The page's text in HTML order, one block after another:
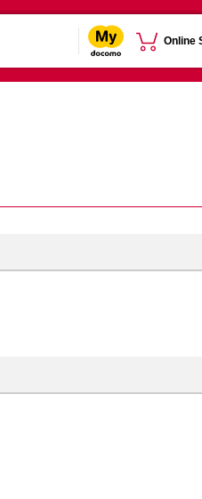
Online